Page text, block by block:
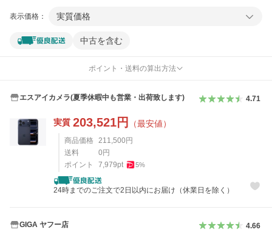
表示価格： 実質価格
中古を含む
ポイント・送料の算出方法
エスアイカメラ(夏季休暇中も営業・出荷致します) 4.71
実質 203,521円 （最安値）
商品価格 211,500 円
送料
0 円
ポイント
7,979pt 5%
24時までのご注文で2日以内にお届け（休業日を除く）
GIGA ヤフー店 4.66